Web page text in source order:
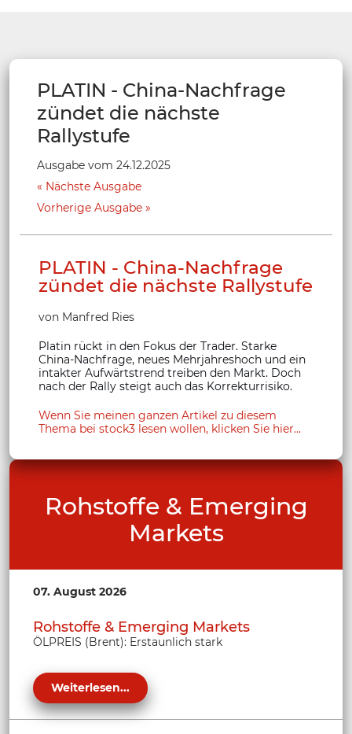
PLATIN - China-Nachfrage
zündet die nächste
Rallystufe
Ausgabe vom 24.12.2025
Nächste Ausgabe
Vorherige Ausgabe
PLATIN - China-Nachfrage
zündet die nächste Rallystufe
von Manfred Ries
Platin rückt in den Fokus der Trader. Starke
China-Nachfrage, neues Mehrjahreshoch und ein
intakter Aufwärtstrend treiben den Markt. Doch
nach der Rally steigt auch das Korrekturrisiko.
Wenn Sie meinen ganzen Artikel zu diesem
Thema bei stock3 lesen wollen, klicken Sie hier...
Rohstoffe & Emerging
Markets
07. August 2026
Rohstoffe & Emerging Markets
ÖLPREIS (Brent): Erstaunlich stark
Weiterlesen...